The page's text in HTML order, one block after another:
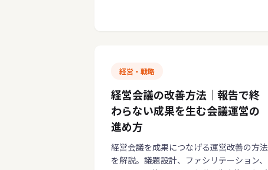
経営・戦略
経営会議の改善方法｜報告で終
わらない成果を生む会議運営の
進め方
経営会議を成果につなげる運営改善の方法
を解説。議題設計、ファシリテーション、